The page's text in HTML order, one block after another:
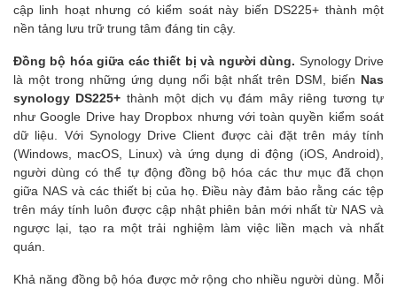
cập linh hoạt nhưng có kiểm soát này biến DS225+ thành một
nền tảng lưu trữ trung tâm đáng tin cậy.
Đồng bộ hóa giữa các thiết bị và người dùng. Synology Drive
là một trong những ứng dụng nổi bật nhất trên DSM, biến Nas
synology DS225+ thành một dịch vụ đám mây riêng tương tự
như Google Drive hay Dropbox nhưng với toàn quyền kiểm soát
dữ liệu. Với Synology Drive Client được cài đặt trên máy tính
(Windows, macOS, Linux) và ứng dụng di động (iOS, Android),
người dùng có thể tự động đồng bộ hóa các thư mục đã chọn
giữa NAS và các thiết bị của họ. Điều này đảm bảo rằng các tệp
trên máy tính luôn được cập nhật phiên bản mới nhất từ NAS và
ngược lại, tạo ra một trải nghiệm làm việc liền mạch và nhất
quán.
Khả năng đồng bộ hóa được mở rộng cho nhiều người dùng. Mỗi